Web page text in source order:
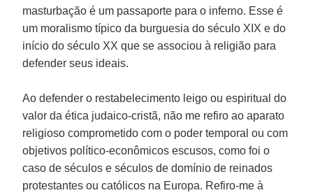
masturbação é um passaporte para o inferno. Esse é
um moralismo típico da burguesia do século XIX e do
início do século XX que se associou à religião para
defender seus ideais.
Ao defender o restabelecimento leigo ou espiritual do
valor da ética judaico-cristã, não me refiro ao aparato
religioso comprometido com o poder temporal ou com
objetivos político-econômicos escusos, como foi o
caso de séculos e séculos de domínio de reinados
protestantes ou católicos na Europa. Refiro-me à